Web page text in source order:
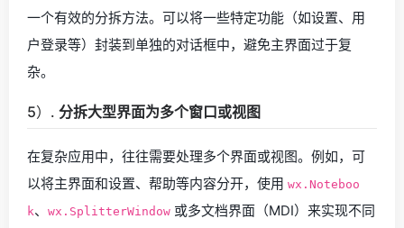
一个有效的分拆方法。可以将一些特定功能（如设置、用
户登录等）封装到单独的对话框中，避免主界面过于复
杂。
5）. 分拆大型界面为多个窗口或视图
在复杂应用中，往往需要处理多个界面或视图。例如，可
以将主界面和设置、帮助等内容分开，使用 wx.Noteboo
k、 wx.SplitterWindow 或多文档界面（MDI）来实现不同